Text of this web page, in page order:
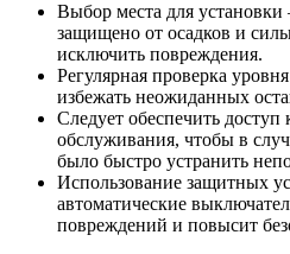
Выбор места для
защищено от осадков и
исключить повреждения.
Регулярная проверка
избежать неожиданных
Следует обеспечить доступ
обслуживания, чтобы в
было быстро устранить
Использование защитных
автоматические
повреждений и повысит